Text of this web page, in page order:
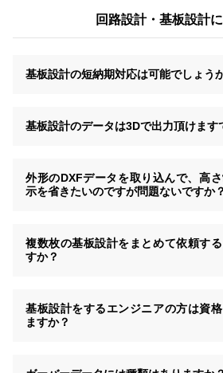
回路設計・基板設計
基板設計の短納期対応は可能でしょう
基板設計のデータは3Dで出力頂けます
外形のDXFデータを取り込んで、高
示を省きたいのですが問題ないですか？
複数枚の基板設計をまとめて依頼す
すか？
基板設計をするエンジニアの方は資
ますか？